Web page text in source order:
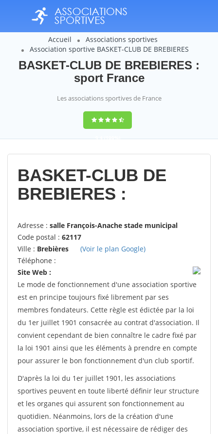
Accueil
Associations sportives
Association sportive BASKET-CLUB DE BREBIERES
BASKET-CLUB DE BREBIERES :
sport France
Les associations sportives de France
9,4(100%)
14358votes
BASKET-CLUB DE
BREBIERES :
Adresse : salle François-Anache stade municipal
Code postal : 62117
Ville : Brebières
(Voir le plan Google)
Téléphone :
Site Web :
Le mode de fonctionnement d'une association sportive
est en principe toujours fixé librement par ses
membres fondateurs. Cette règle est édictée par la loi
du 1er juillet 1901 consacrée au contrat d'association. Il
convient cependant de bien connaître le cadre fixé par
la loi 1901 ainsi que les éléments à prendre en compte
pour assurer le bon fonctionnement d'un club sportif.
D'après la loi du 1er juillet 1901, les associations
sportives peuvent en toute liberté définir leur structure
et les organes qui assurent son fonctionnement au
quotidien. Néanmoins, lors de la création d'une
association sportive, il est nécessaire de rédiger des